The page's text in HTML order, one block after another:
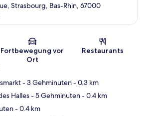
Karte
Strasbourg, Bas-Rhin, 67000
Fortbewegung vor
Ort
Restaurants
- 3 Gehminuten- 0.3 km
Halles- 5 Gehminuten- 0.4 km
- 0.4 km